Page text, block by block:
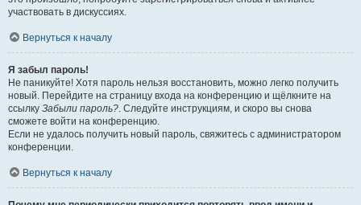
участвовать в дискуссиях.
Вернуться к началу
Я забыл пароль!
Не паникуйте! Хотя пароль нельзя восстановить, можно легко получить
новый. Перейдите на страницу входа на конференцию и щёлкните на
ссылку Забыли пароль?. Следуйте инструкциям, и скоро вы снова
сможете войти на конференцию.
Если не удалось получить новый пароль, свяжитесь с администратором
конференции.
Вернуться к началу